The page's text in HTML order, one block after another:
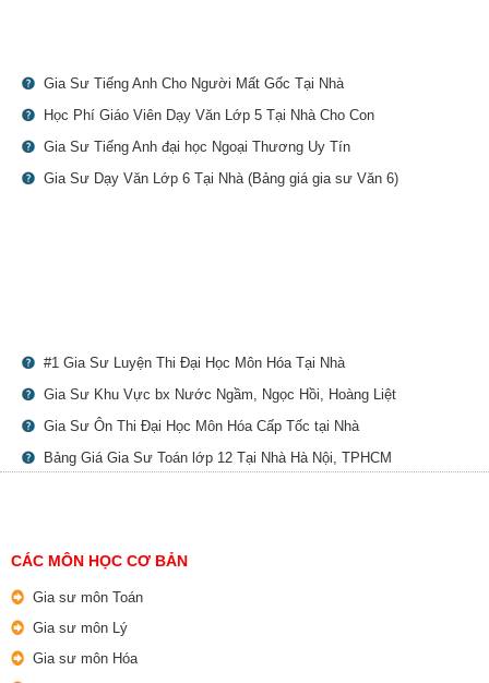
Gia Sư Tiếng Anh Cho Người Mất Gốc Tại Nhà
Học Phí Giáo Viên Dạy Văn Lớp 5 Tại Nhà Cho Con
Gia Sư Tiếng Anh đại học Ngoại Thương Uy Tín
Gia Sư Dạy Văn Lớp 6 Tại Nhà (Bảng giá gia sư Văn 6)
#1 Gia Sư Luyện Thi Đại Học Môn Hóa Tại Nhà
Gia Sư Khu Vực bx Nước Ngầm, Ngọc Hồi, Hoàng Liệt
Gia Sư Ôn Thi Đại Học Môn Hóa Cấp Tốc tại Nhà
Bảng Giá Gia Sư Toán lớp 12 Tại Nhà Hà Nội, TPHCM
CÁC MÔN HỌC CƠ BẢN
Gia sư môn Toán
Gia sư môn Lý
Gia sư môn Hóa